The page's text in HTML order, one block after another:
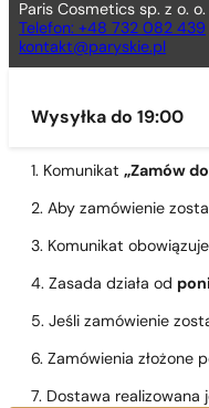
Paris Cosmetics sp. z o. o.
Telefon: +48 732 082 439
kontakt@paryskie.pl
Wysyłka do 19:00
1. Komunikat „Zamów
2. Aby zamówienie
3. Komunikat
4. Zasada działa od
5. Jeśli zamówienie
6. Zamówienia złożone
7. Dostawa